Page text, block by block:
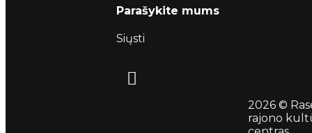
Parašykite mums
Siųsti
2026 ©
rajono